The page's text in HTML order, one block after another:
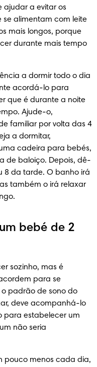
ajudar a evitar os
se alimentam com leite
mais longos, porque
durante mais tempo
a dormir todo o dia
acordá-lo para
que é durante a noite
Ajude-o,
familiar por volta das 4
a dormitar,
cadeira para bebés,
de baloiço. Depois, dê-
8 da tarde. O banho irá
também o irá relaxar
bebé de 2
sozinho, mas é
para se
padrão de sono do
deve acompanhá-lo
para estabelecer um
não seria
pouco menos cada dia,